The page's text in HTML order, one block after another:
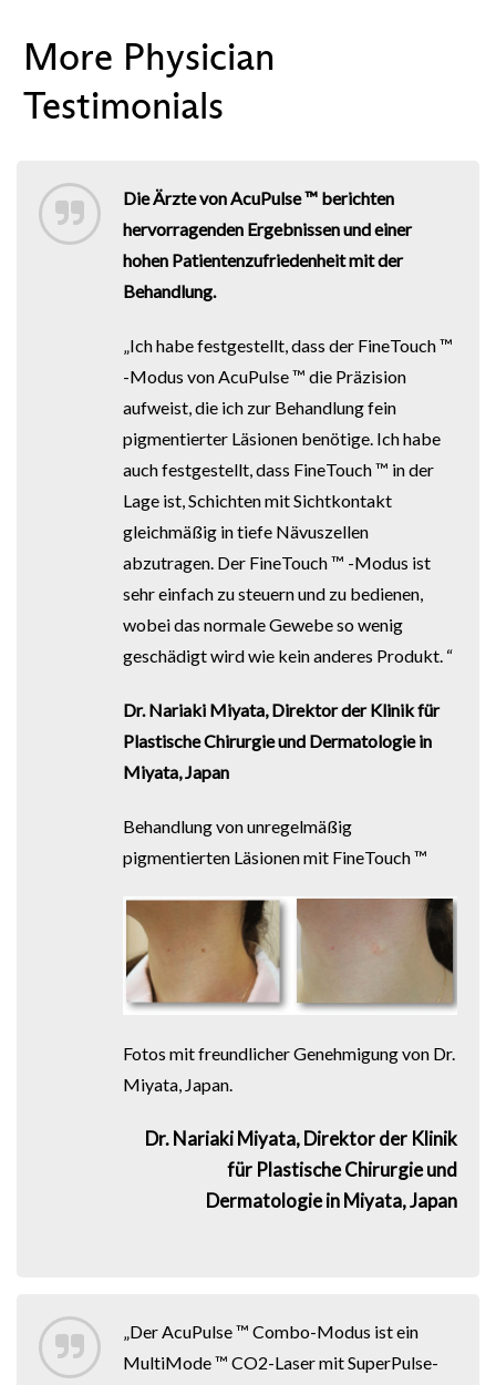
More Physician
Testimonials
Die Ärzte von AcuPulse ™ berichten
hervorragenden Ergebnissen und einer
hohen Patientenzufriedenheit mit der
Behandlung.
„Ich habe festgestellt, dass der FineTouch ™
-Modus von AcuPulse ™ die Präzision
aufweist, die ich zur Behandlung fein
pigmentierter Läsionen benötige. Ich habe
auch festgestellt, dass FineTouch ™ in der
Lage ist, Schichten mit Sichtkontakt
gleichmäßig in tiefe Nävuszellen
abzutragen. Der FineTouch ™ -Modus ist
sehr einfach zu steuern und zu bedienen,
wobei das normale Gewebe so wenig
geschädigt wird wie kein anderes Produkt. “
Dr. Nariaki Miyata, Direktor der Klinik für
Plastische Chirurgie und Dermatologie in
Miyata, Japan
Behandlung von unregelmäßig
pigmentierten Läsionen mit FineTouch ™
Fotos mit freundlicher Genehmigung von Dr.
Miyata, Japan.
Dr. Nariaki Miyata, Direktor der Klinik
für Plastische Chirurgie und
Dermatologie in Miyata, Japan
„Der AcuPulse ™ Combo-Modus ist ein
MultiMode ™ CO2-Laser mit SuperPulse-